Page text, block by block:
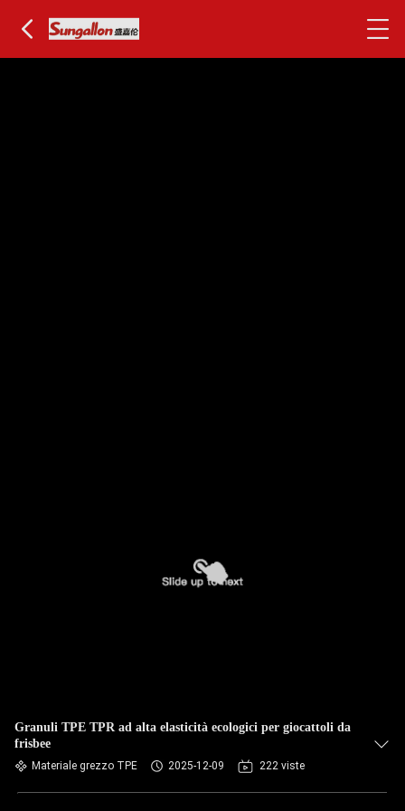
Granuli TPE TPR ad alta elasticità ecologici per giocattoli da
frisbee
Materiale grezzo TPE 2025-12-09 222 viste